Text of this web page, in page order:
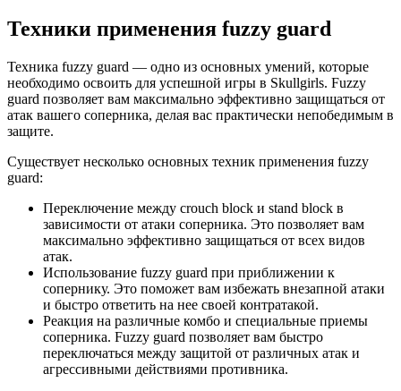
Техники применения fuzzy guard
Техника fuzzy guard — одно из основных умений, которые
необходимо освоить для успешной игры в Skullgirls. Fuzzy
guard позволяет вам максимально эффективно защищаться от
атак вашего соперника, делая вас практически непобедимым в
защите.
Существует несколько основных техник применения fuzzy
guard:
Переключение между crouch block и stand block в
зависимости от атаки соперника. Это позволяет вам
максимально эффективно защищаться от всех видов
атак.
Использование fuzzy guard при приближении к
сопернику. Это поможет вам избежать внезапной атаки
и быстро ответить на нее своей контратакой.
Реакция на различные комбо и специальные приемы
соперника. Fuzzy guard позволяет вам быстро
переключаться между защитой от различных атак и
агрессивными действиями противника.